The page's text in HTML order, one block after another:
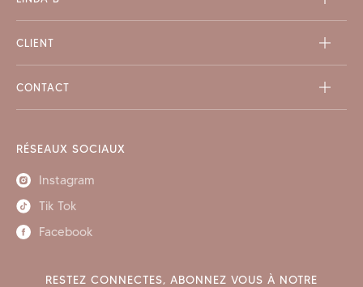
CLIENT
CONTACT
RÉSEAUX SOCIAUX
Instagram
Tik Tok
Facebook
RESTEZ CONNECTES, ABONNEZ VOUS À NOTRE